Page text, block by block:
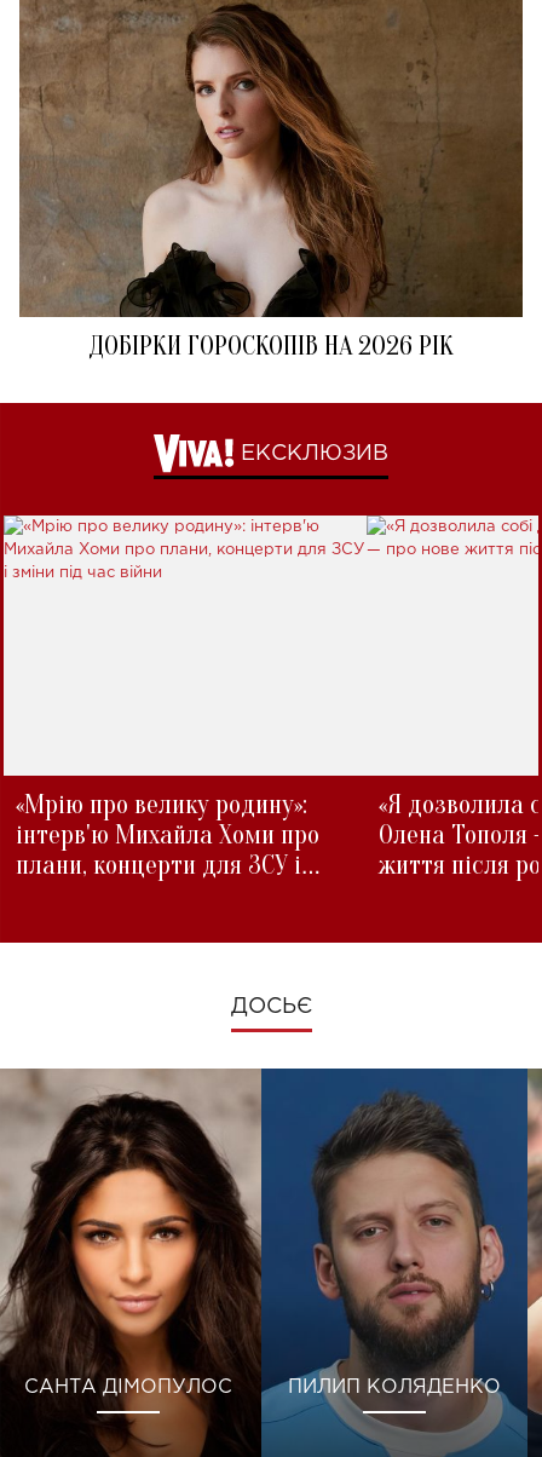
ДОБІРКИ ГОРОСКОПІВ НА 2026 РІК
ЕКСКЛЮЗИВ
«Мрію про велику родину»:
інтерв'ю Михайла Хоми про
плани, концерти для ЗСУ і
«Я дозволила
Олена Тополя
життя після
ДОСЬЄ
САНТА ДІМОПУЛОС ПИЛИП КОЛЯДЕНКО